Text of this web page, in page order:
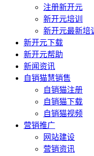
注册新开元
新开元培训
新开元最新培训
新开元下载
新开元帮助
新闻资讯
自销猫慧销售
自销猫注册
自销猫下载
自销猫视频
营销推广
网站建设
营销资讯